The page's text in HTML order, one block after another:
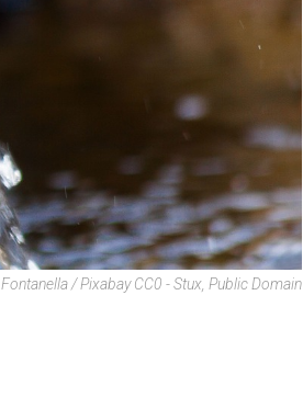
Fontanella / Pixabay CC0 - Stux, Public Domain